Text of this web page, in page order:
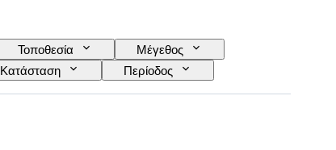
Τοποθεσία
Μέγεθος
Κατάσταση
Περίοδος
Στυλ καλλιέργειας
Πωλείται από